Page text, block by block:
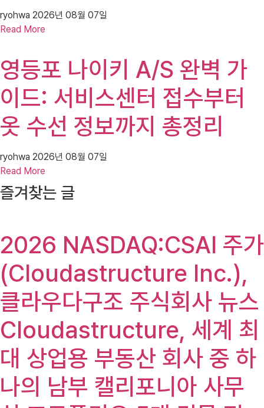
ryohwa 2026년 08월 07일
Read More
영등포 나이키 A/S 완벽 가
이드: 서비스센터 접수부터
옷 수선 정보까지 총정리
ryohwa 2026년 08월 07일
Read More
즐겨찾는 글
2026 NASDAQ:CSAI 주가
(Cloudastructure Inc.),
클라우다구조 주식회사 뉴스
Cloudastructure, 세계 최
대 상업용 부동산 회사 중 하
나의 남부 캘리포니아 사무